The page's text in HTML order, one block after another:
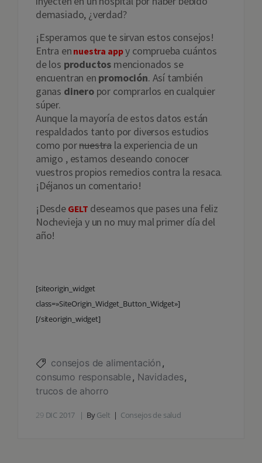
demasiado, ¿verdad?
¡Esperamos que te sirvan estos consejos!
Entra en nuestra appy comprueba cuántos
de los productos mencionados se
encuentran en promoción. Así también
ganas dineropor comprarlos en cualquier
súper.
Aunque la mayoría de estos datos están
respaldados tanto por diversos estudios
como pornuestra la experiencia de un
amigo , estamos deseando conocer
vuestros propios remedios contra la resaca.
¡Déjanos un comentario!
¡Desde GELT deseamos que pases una feliz
Nochevieja y un no muy mal primer día del
año!
[siteorigin_widget
class=»SiteOrigin_Widget_Button_Widget»]
[/siteorigin_widget]
consejos de alimentación
consumo responsable
Navidades
trucos de ahorro
29 DIC 2017 ByGelt Consejos de salud